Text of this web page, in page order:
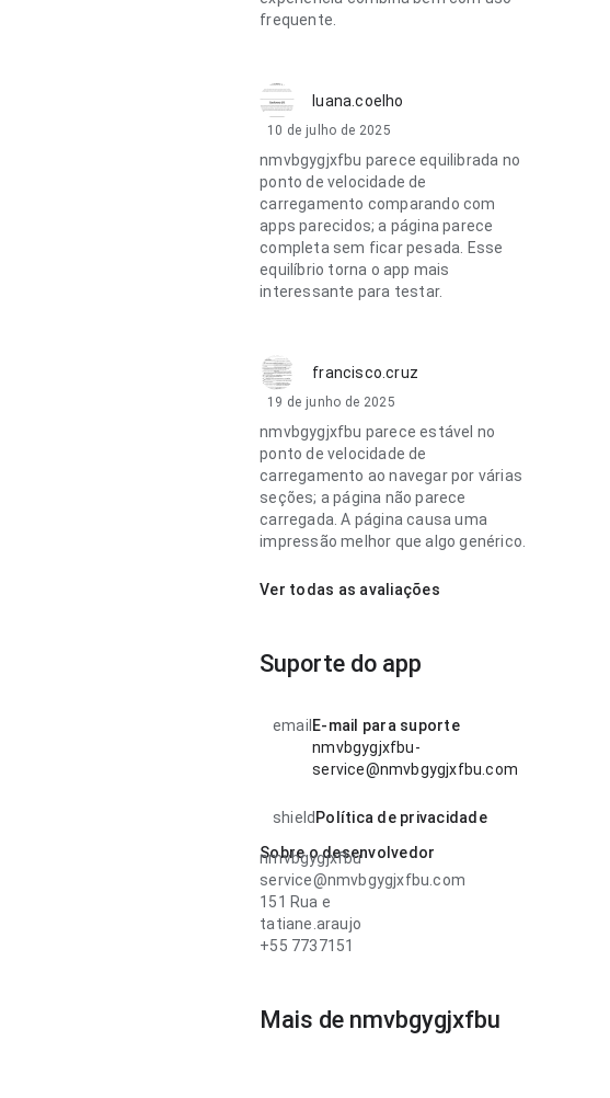
frequente.
luana.coelho
10 de julho de 2025
nmvbgygjxfbu parece equilibrada no
ponto de velocidade de
carregamento comparando com
apps parecidos; a página parece
completa sem ficar pesada. Esse
equilíbrio torna o app mais
interessante para testar.
francisco.cruz
19 de junho de 2025
nmvbgygjxfbu parece estável no
ponto de velocidade de
carregamento ao navegar por várias
seções; a página não parece
carregada. A página causa uma
impressão melhor que algo genérico.
Ver todas as avaliações
Suporte do app
email E-mail para suporte
nmvbgygjxfbu-
service@nmvbgygjxfbu.com
shield Política de privacidade
Sobre o desenvolvedor
nmvbgygjxfbu
service@nmvbgygjxfbu.com
151 Rua e
tatiane.araujo
+55 7737151
Mais de nmvbgygjxfbu